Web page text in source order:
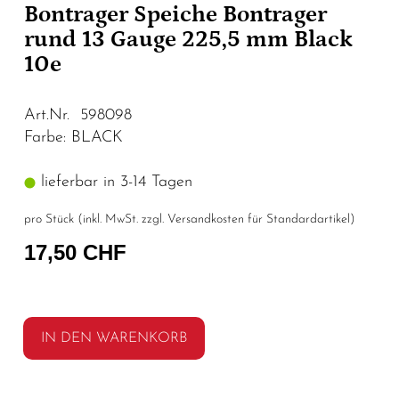
Bontrager Speiche Bontrager
rund 13 Gauge 225,5 mm Black
10e
Art.Nr. 598098
Farbe: BLACK
lieferbar in 3-14 Tagen
pro Stück (inkl. MwSt. zzgl. Versandkosten für Standardartikel )
17,50 CHF
IN DEN WARENKORB